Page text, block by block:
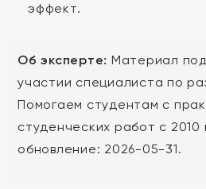
эффект.
Об эксперте: Материал
участии специалиста по
Помогаем студентам с
студенческих работ с
обновление: 2026-05-31.